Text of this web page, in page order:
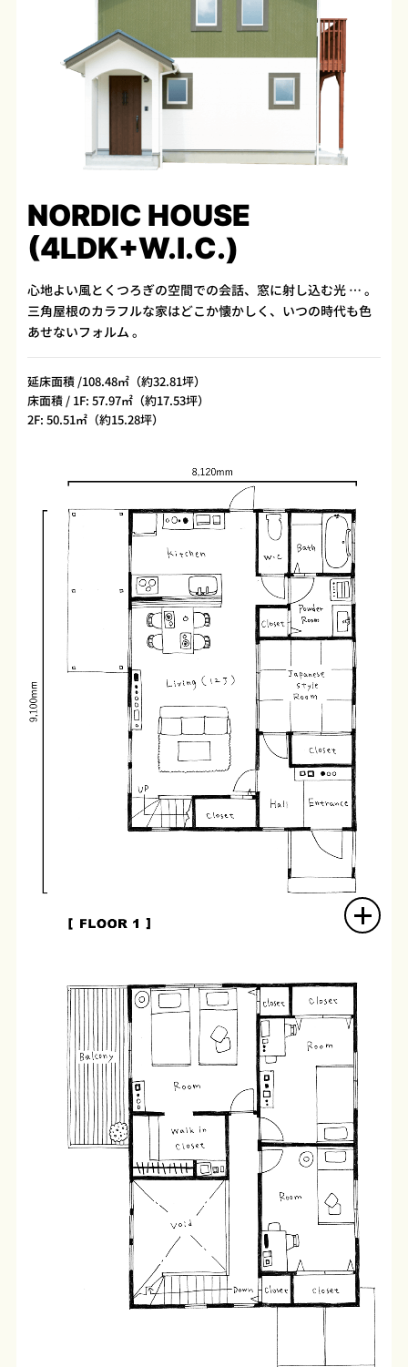
NORDIC HOUSE
(4LDK+W.I.C.)
心地よい風とくつろぎの空間での会話、窓に射し込む光 … 。
三角屋根のカラフルな家はどこか懐かしく、いつの時代も色
あせないフォルム 。
延床面積 /108.48㎡（約32.81坪）
床面積 / 1F: 57.97㎡（約17.53坪）
2F: 50.51㎡（約15.28坪）